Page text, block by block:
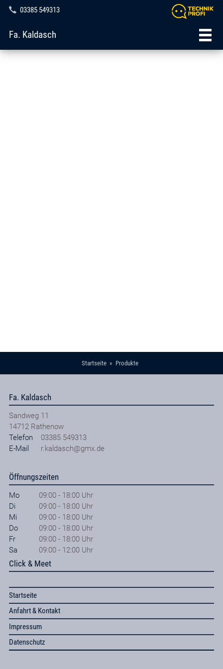
03385 549313
Fa. Kaldasch
Startseite Produkte
Fa. Kaldasch
Sandweg 11
14712 Rathenow
Telefon
03385 549313
E-Mail
r.kaldasch@gmx.de
Öffnungszeiten
Mo
09:00 - 18:00 Uhr
Di
09:00 - 18:00 Uhr
Mi
09:00 - 18:00 Uhr
Do
09:00 - 18:00 Uhr
Fr
09:00 - 18:00 Uhr
Sa
09:00 - 12:00 Uhr
Click & Meet
Startseite
Anfahrt & Kontakt
Impressum
Datenschutz